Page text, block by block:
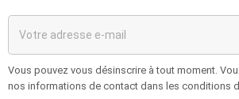
Vous pouvez vous désinscrire à tout moment.
nos informations de contact dans les conditions